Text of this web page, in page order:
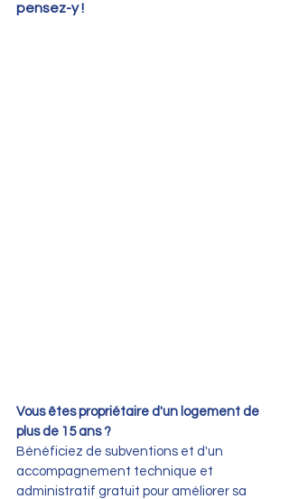
pensez-y !
Vous êtes propriétaire d'un logement de
plus de 15 ans ?
Bénéficiez de subventions et d'un
accompagnement technique et
administratif gratuit pour améliorer sa